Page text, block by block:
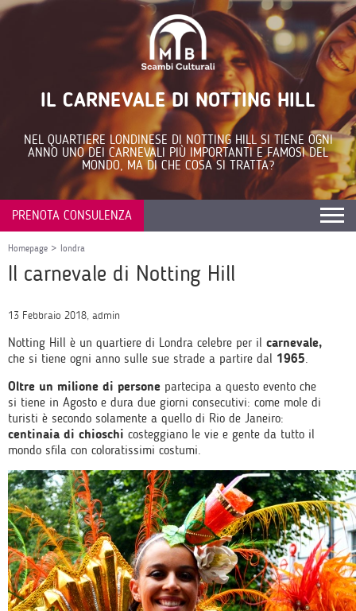
IL CARNEVALE DI NOTTING HILL
NEL QUARTIERE LONDINESE DI NOTTING HILL SI TIENE OGNI
ANNO UNO DEI CARNEVALI PIÙ IMPORTANTI E FAMOSI DEL
MONDO, MA DI CHE COSA SI TRATTA?
PRENOTA CONSULENZA
Homepage > londra
Il carnevale di Notting Hill
13 Febbraio 2018, admin
Notting Hill è un quartiere di Londra celebre per il carnevale,
che si tiene ogni anno sulle sue strade a partire dal 1965.
Oltre un milione di persone partecipa a questo evento che
si tiene in Agosto e dura due giorni consecutivi: come mole di
turisti è secondo solamente a quello di Rio de Janeiro:
centinaia di chioschi costeggiano le vie e gente da tutto il
mondo sfila con coloratissimi costumi.